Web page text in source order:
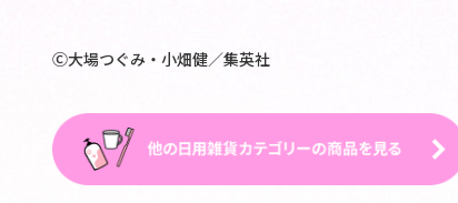
Ⓒ大場つぐみ・小畑健／集英社